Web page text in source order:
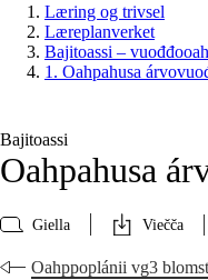
Læring og trivsel
Læreplanverket
Bajitoassi –
1. Oahpahusa
Bajitoassi
Oahpahusa
Giella Viečča
Oahppoplánii vg3